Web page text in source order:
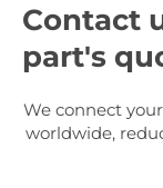
Contact
part's
We connect
worldwide,